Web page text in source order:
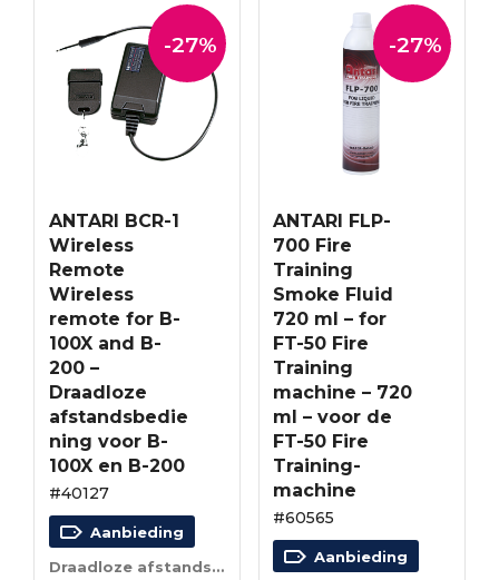
-27%
ANTARI BCR-1
Wireless
Remote
Wireless
remote for B-
100X and B-
200 –
Draadloze
afstandsbedie
ning voor B-
100X en B-200
#40127
Aanbieding
Draadloze afstandsbediening voor B-100X en B-200
-27%
ANTARI FLP-
700 Fire
Training
Smoke Fluid
720 ml – for
FT-50 Fire
Training
machine – 720
ml – voor de
FT-50 Fire
Training-
machine
#60565
Aanbieding